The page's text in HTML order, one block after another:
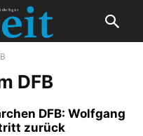
DFB
DFB: Wolfgang
zurück